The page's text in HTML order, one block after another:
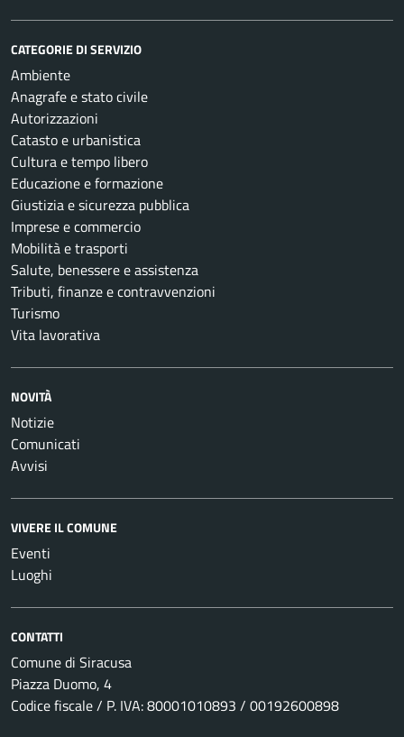
CATEGORIE DI SERVIZIO
Ambiente
Anagrafe e stato civile
Autorizzazioni
Catasto e urbanistica
Cultura e tempo libero
Educazione e formazione
Giustizia e sicurezza pubblica
Imprese e commercio
Mobilità e trasporti
Salute, benessere e assistenza
Tributi, finanze e contravvenzioni
Turismo
Vita lavorativa
NOVITÀ
Notizie
Comunicati
Avvisi
VIVERE IL COMUNE
Eventi
Luoghi
CONTATTI
Comune di Siracusa
Piazza Duomo, 4
Codice fiscale / P. IVA: 80001010893 / 00192600898